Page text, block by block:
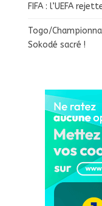
FIFA : l’UEFA
Togo/
Sokodé sacré !